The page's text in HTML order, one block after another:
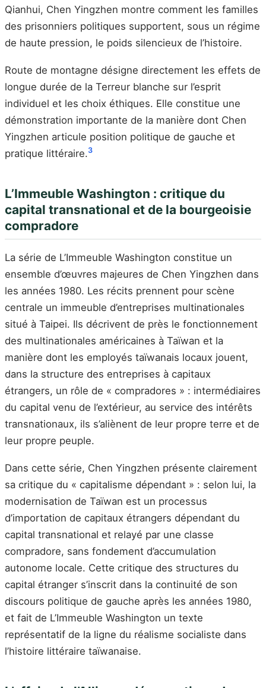
Qianhui, Chen Yingzhen montre comment les familles
des prisonniers politiques supportent, sous un régime
de haute pression, le poids silencieux de l’histoire.
Route de montagne désigne directement les effets de
longue durée de la Terreur blanche sur l’esprit
individuel et les choix éthiques. Elle constitue une
démonstration importante de la manière dont Chen
Yingzhen articule position politique de gauche et
pratique littéraire.3
L’Immeuble Washington : critique du
capital transnational et de la bourgeoisie
compradore
La série de L’Immeuble Washington constitue un
ensemble d’œuvres majeures de Chen Yingzhen dans
les années 1980. Les récits prennent pour scène
centrale un immeuble d’entreprises multinationales
situé à Taipei. Ils décrivent de près le fonctionnement
des multinationales américaines à Taïwan et la
manière dont les employés taïwanais locaux jouent,
dans la structure des entreprises à capitaux
étrangers, un rôle de « compradores » : intermédiaires
du capital venu de l’extérieur, au service des intérêts
transnationaux, ils s’aliènent de leur propre terre et de
leur propre peuple.
Dans cette série, Chen Yingzhen présente clairement
sa critique du « capitalisme dépendant » : selon lui, la
modernisation de Taïwan est un processus
d’importation de capitaux étrangers dépendant du
capital transnational et relayé par une classe
compradore, sans fondement d’accumulation
autonome locale. Cette critique des structures du
capital étranger s’inscrit dans la continuité de son
discours politique de gauche après les années 1980,
et fait de L’Immeuble Washington un texte
représentatif de la ligne du réalisme socialiste dans
l’histoire littéraire taïwanaise.